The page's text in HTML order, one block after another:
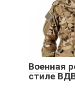
Военная
стиле